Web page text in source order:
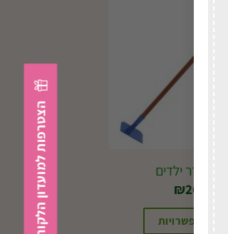
₪26.00
בחירת אפשרויות הצטרפות למועדון הלקוחות